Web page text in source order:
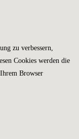
zu verbessern,
Cookies werden die
Browser